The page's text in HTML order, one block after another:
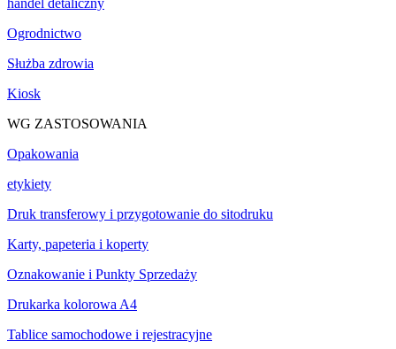
Ogrodnictwo
Służba zdrowia
Kiosk
WG ZASTOSOWANIA
Opakowania
etykiety
Druk transferowy i przygotowanie do sitodruku
Karty, papeteria i koperty
Oznakowanie i Punkty Sprzedaży
Drukarka kolorowa A4
Tablice samochodowe i rejestracyjne